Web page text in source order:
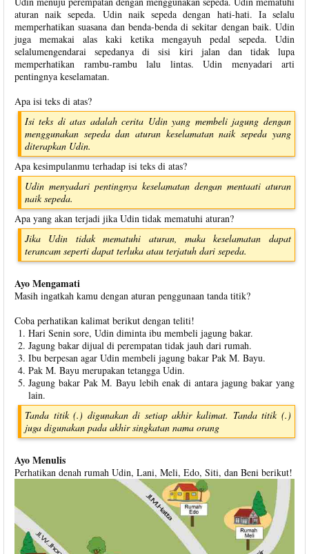
aturan naik sepeda. Udin naik sepeda dengan hati-hati. Ia selalu
memperhatikan suasana dan benda-benda di sekitar dengan baik. Udin
juga memakai alas kaki ketika mengayuh pedal sepeda. Udin
selalumengendarai sepedanya di sisi kiri jalan dan tidak lupa
memperhatikan rambu-rambu lalu lintas. Udin menyadari arti
pentingnya keselamatan.
Apa isi teks di atas?
Isi teks di atas adalah cerita Udin yang membeli jagung dengan
menggunakan sepeda dan aturan keselamatan naik sepeda yang
diterapkan Udin.
Apa kesimpulanmu terhadap isi teks di atas?
Udin menyadari pentingnya keselamatan dengan mentaati aturan
naik sepeda.
Apa yang akan terjadi jika Udin tidak mematuhi aturan?
Jika Udin tidak mematuhi aturan, maka keselamatan dapat
terancam seperti dapat terluka atau terjatuh dari sepeda.
Ayo Mengamati
Masih ingatkah kamu dengan aturan penggunaan tanda titik?
Coba perhatikan kalimat berikut dengan teliti!
Hari Senin sore, Udin diminta ibu membeli jagung bakar.
Jagung bakar dijual di perempatan tidak jauh dari rumah.
Ibu berpesan agar Udin membeli jagung bakar Pak M. Bayu.
Pak M. Bayu merupakan tetangga Udin.
Jagung bakar Pak M. Bayu lebih enak di antara jagung bakar yang
lain.
Tanda titik (.) digunakan di setiap akhir kalimat. Tanda titik (.)
juga digunakan pada akhir singkatan nama orang
Ayo Menulis
Perhatikan denah rumah Udin, Lani, Meli, Edo, Siti, dan Beni berikut!